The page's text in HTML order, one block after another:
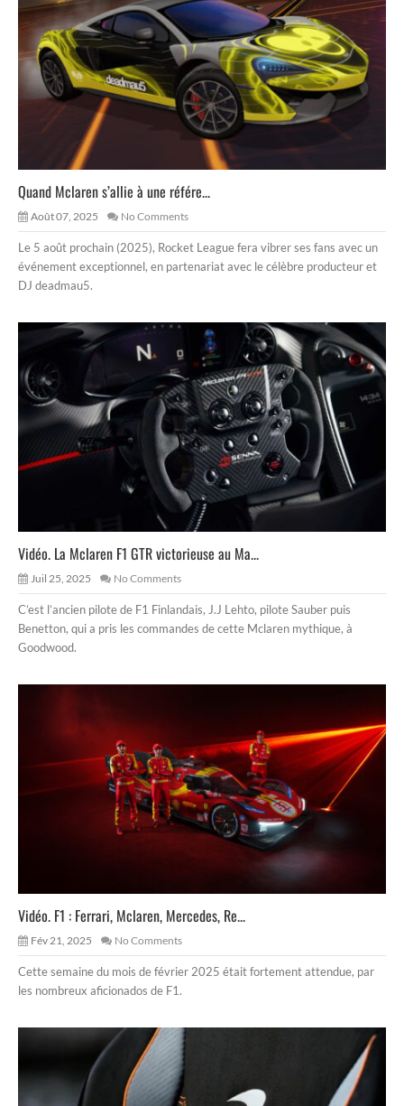
Quand Mclaren s’allie à une référe...
Août 07, 2025 No Comments
Le 5 août prochain (2025), Rocket League fera vibrer ses fans avec un
événement exceptionnel, en partenariat avec le célèbre producteur et
DJ deadmau5.
Vidéo. La Mclaren F1 GTR victorieuse au Ma...
Juil 25, 2025 No Comments
C’est l’ancien pilote de F1 Finlandais, J.J Lehto, pilote Sauber puis
Benetton, qui a pris les commandes de cette Mclaren mythique, à
Goodwood.
Vidéo. F1 : Ferrari, Mclaren, Mercedes, Re...
Fév 21, 2025 No Comments
Cette semaine du mois de février 2025 était fortement attendue, par
les nombreux aficionados de F1.